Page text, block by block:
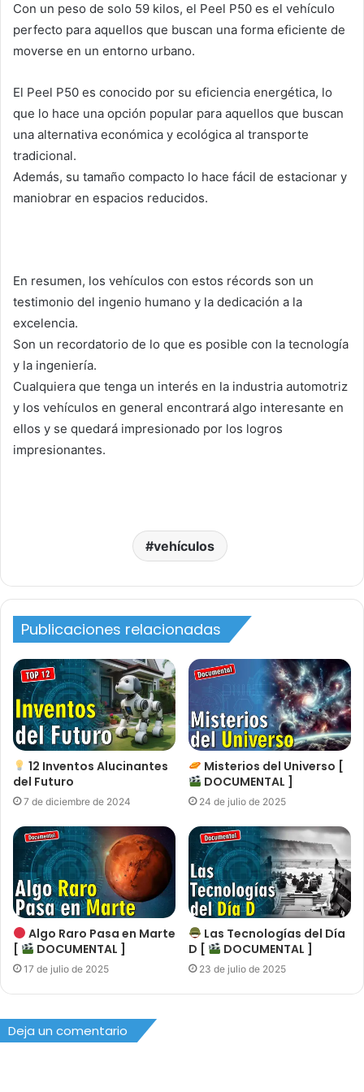
Con un peso de solo 59 kilos, el Peel P50 es el vehículo
perfecto para aquellos que buscan una forma eficiente de
moverse en un entorno urbano.
El Peel P50 es conocido por su eficiencia energética, lo
que lo hace una opción popular para aquellos que buscan
una alternativa económica y ecológica al transporte
tradicional.
Además, su tamaño compacto lo hace fácil de estacionar y
maniobrar en espacios reducidos.
En resumen, los vehículos con estos récords son un
testimonio del ingenio humano y la dedicación a la
excelencia.
Son un recordatorio de lo que es posible con la tecnología
y la ingeniería.
Cualquiera que tenga un interés en la industria automotriz
y los vehículos en general encontrará algo interesante en
ellos y se quedará impresionado por los logros
impresionantes.
vehículos
Publicaciones relacionadas
12 Inventos Alucinantes
del Futuro
7 de diciembre de 2024
Misterios del Universo [
DOCUMENTAL ]
24 de julio de 2025
Algo Raro Pasa en Marte
[
DOCUMENTAL ]
17 de julio de 2025
Las Tecnologías del Día
D [
DOCUMENTAL ]
23 de julio de 2025
Deja un comentario